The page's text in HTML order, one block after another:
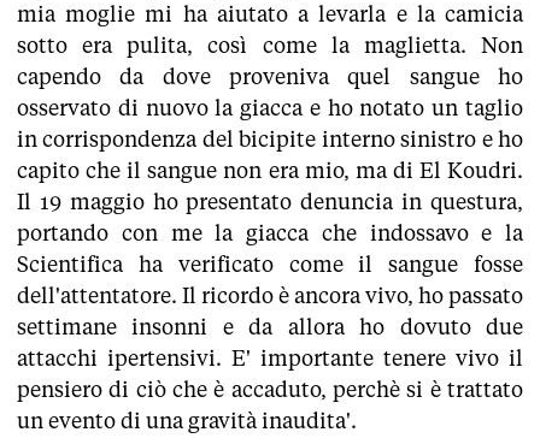
mia moglie mi ha aiutato a levarla e la camicia
sotto era pulita, così come la maglietta. Non
capendo da dove proveniva quel sangue ho
osservato di nuovo la giacca e ho notato un taglio
in corrispondenza del bicipite interno sinistro e ho
capito che il sangue non era mio, ma di El Koudri.
Il 19 maggio ho presentato denuncia in questura,
portando con me la giacca che indossavo e la
Scientifica ha verificato come il sangue fosse
dell'attentatore. Il ricordo è ancora vivo, ho passato
settimane insonni e da allora ho dovuto due
attacchi ipertensivi. E' importante tenere vivo il
pensiero di ciò che è accaduto, perchè si è trattato
un evento di una gravità inaudita'.